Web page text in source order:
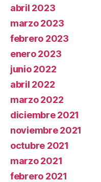
abril 2023
marzo 2023
febrero 2023
enero 2023
junio 2022
abril 2022
marzo 2022
diciembre 2021
noviembre 2021
octubre 2021
marzo 2021
febrero 2021